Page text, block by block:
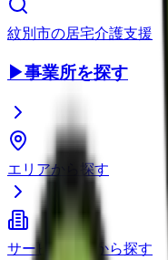
紋別市の居宅介護支援
▶事業所を探す
エリアから探す
サービス種別から探す